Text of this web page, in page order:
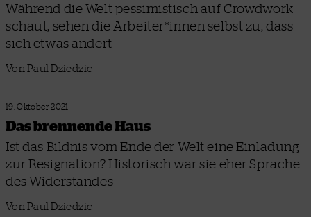
Während die Welt pessimistisch auf Crowdwork
schaut, sehen die Arbeiter*innen selbst zu, dass
sich etwas ändert
Von Paul Dziedzic
19. Oktober 2021
Das brennende Haus
Ist das Bildnis vom Ende der Welt eine Einladung
zur Resignation? Historisch war sie eher Sprache
des Widerstandes
Von Paul Dziedzic